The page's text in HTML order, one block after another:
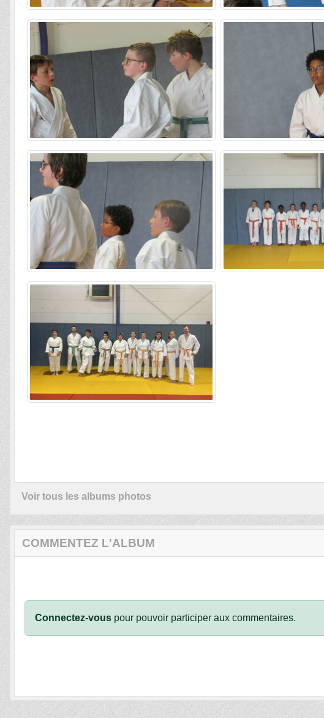
Voir tous les albums photos
COMMENTEZ L'ALBUM
Connectez-vous pour pouvoir participer aux commentaires.